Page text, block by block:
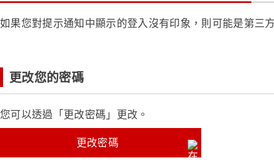
如果您對提示通知中顯示的登入沒有印象，則可能是第三
更改您的密碼
您可以透過「更改密碼」更改。
更改密碼